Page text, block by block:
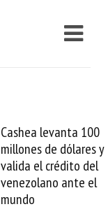
Cashea levanta 100
millones de dólares y
valida el crédito del
venezolano ante el
mundo